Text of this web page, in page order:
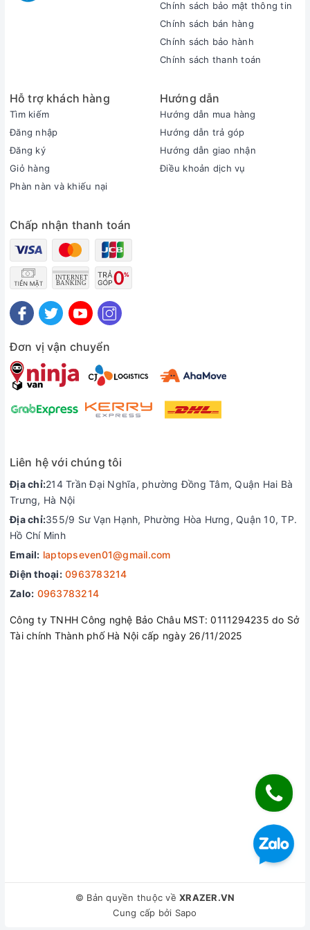
Trải nghiệm nhanh chóng và mượt mà
Điểm nâng cấp mạnh mẽ nhất trên laptop Gigabyte G5 GE
đến từ bộ vi xử lý Intel Core i5 12500H. Con chip này thuộc
thế hệ thứ 12 mới nhất, có tới 12 lõi 16 luồng, tốc độ tối đa lên
để bàn hàng đầu. Bạn có thể phát trực tuyến, chơi game,
không có bất cứ vấn đề gì. Mọi thứ đều diễn ra nhanh chóng
và trơn tru trên chiếc máy tính xách tay Gigabyte G5 nhỏ
gọn.
Công nghệ chuyển đổi MUX
Không chỉ mang trên mình những phần cứng ấn tượng,
Gigabyte G5 GE còn trang bị công nghệ chuyển đổi MUX.
Công nghệ này cho phép người chơi chọn chế độ chỉ sử dụng
thay vì đi qua GPU Onboard trước như thông thường. Qua đó
hiệu suất khi chơi game và tốc độ khung hình sẽ đạt mức tối
đa.
Máy tính Gigabyte luôn được hưởng lợi từ công nghệ làm mát
WindForce đọc quyền. Đây là công nghệ tản nhiệt sẽ duy trì
sự thoải mái cho máy tính trong thời gian dài ngay cả khi chơi
game nặng hay render video. Gigabyte G5 GE sử dụng 2
quạt 59 cánh, 5 ống dẫn nhiệt và 4 lỗ thông hơi, giúp laptop
đạt được 100% hiệu suất CPU và GPU, đồng thời vẫn đảm
Chính sách bảo mật thông tin
Chính sách bán hàng
Chính sách bảo hành
Chính sách thanh toán
Hỗ trợ khách hàng
Tìm kiếm
Đăng nhập
Đăng ký
Giỏ hàng
Phàn nàn và khiếu nại
Hướng dẫn
Hướng dẫn mua hàng
Hướng dẫn trả góp
Hướng dẫn giao nhận
Điều khoản dịch vụ
Chấp nhận thanh toán
Đơn vị vận chuyển
Liên hệ với chúng tôi
Địa chỉ:214 Trần Đại Nghĩa, phường Đồng Tâm, Quận Hai Bà
Trưng, Hà Nội
Địa chỉ:355/9 Sư Vạn Hạnh, Phường Hòa Hưng, Quận 10, TP.
Hồ Chí Minh
Email: laptopseven01@gmail.com
Điện thoại: 0963783214
Zalo: 0963783214
Công ty TNHH Công nghệ Bảo Châu MST: 0111294235 do Sở
Tài chính Thành phố Hà Nội cấp ngày 26/11/2025
© Bản quyền thuộc về XRAZER.VN
Cung cấp bởi Sapo